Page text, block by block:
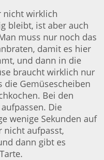
nicht wirklich
bleibt, ist aber auch
muss nur noch das
damit es hier
und dann in die
braucht wirklich nur
die Gemüsescheiben
Bei den
Die
wenige Sekunden auf
nicht aufpasst,
dann gibt es